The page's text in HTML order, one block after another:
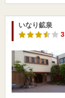
いなり鉱泉